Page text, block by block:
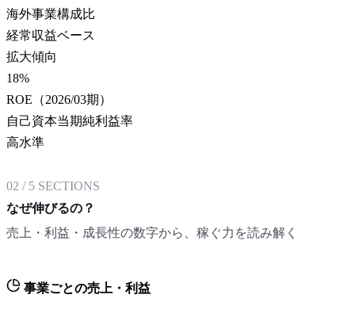
海外事業構成比
経常収益ベース
拡大傾向
18%
ROE（2026/03期）
自己資本当期純利益率
高水準
02 / 5 SECTIONS
なぜ伸びるの？
売上・利益・成長性の数字から、稼ぐ力を読み解く
事業ごとの売上・利益